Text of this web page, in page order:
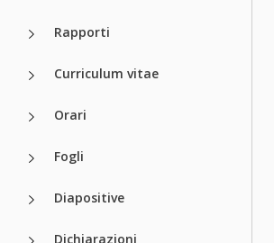
Rapporti
Curriculum vitae
Orari
Fogli
Diapositive
Dichiarazioni